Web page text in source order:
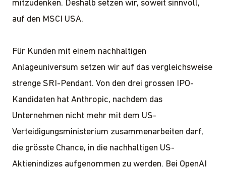
mitzudenken. Deshalb setzen wir, soweit sinnvoll,
auf den MSCI USA.
Für Kunden mit einem nachhaltigen
Anlageuniversum setzen wir auf das vergleichsweise
strenge SRI-Pendant. Von den drei grossen IPO-
Kandidaten hat Anthropic, nachdem das
Unternehmen nicht mehr mit dem US-
Verteidigungsministerium zusammenarbeiten darf,
die grösste Chance, in die nachhaltigen US-
Aktienindizes aufgenommen zu werden. Bei OpenAI